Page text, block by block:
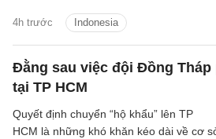
4h trước Indonesia
dành tặng NHM nhân dịp Quốc khánh
Singapore.
Đằng sau việc đội Đồng Tháp
tại TP HCM
Quyết định chuyển “hộ khẩu” lên TP
HCM là những khó khăn kéo dài về cơ